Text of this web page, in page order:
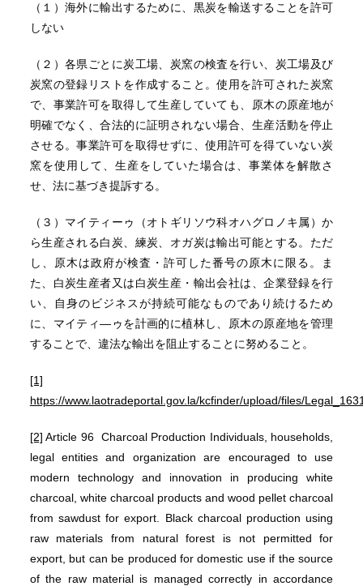
（１）海外に輸出するために、黒炭を輸送することを許可
しない
（２）各県ごとに炭工場、炭窯の検査を行い、炭工場及び
炭窯の登録リストを作成すること。使用を許可された炭窯
で、事業許可を取得して生産していても、原木の原産地が
明確でなく、合法的に証明されない場合、生産活動を停止
させる。事業許可を取得せずに、使用許可を得ていない炭
窯を使用して、生産をしていた場合は、事業体を解散さ
せ、法に基づき提訴する。
（３）マイティーゥ（オトギリソウ科オハグロノキ属）か
ら生産される白炭、練炭、オガ炭は輸出可能とする。ただ
し、原木は政府が検査・許可した番号の原木に限る。ま
た、白炭生産者又は白炭生産・輸出会社は、企業登録を行
い、自身のビジネスが持続可能なものであり続けるため
に、マイティ―ゥを計画的に植林し、原木の原産地を管理
することで、違法な輸出を阻止することに努めること。
[1]
https://www.laotradeportal.gov.la/kcfinder/upload/files/
[2] Article 96 Charcoal Production Individuals, households,
legal entities and organization are encouraged to use
modern technology and innovation in producing white
charcoal, white charcoal products and wood pellet charcoal
from sawdust for export. Black charcoal production using
raw materials from natural forest is not permitted for
export, but can be produced for domestic use if the source
of the raw material is managed correctly in accordance